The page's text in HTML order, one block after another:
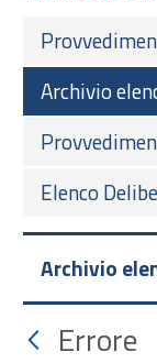
Archivio
Elenco
Archivio
Errore